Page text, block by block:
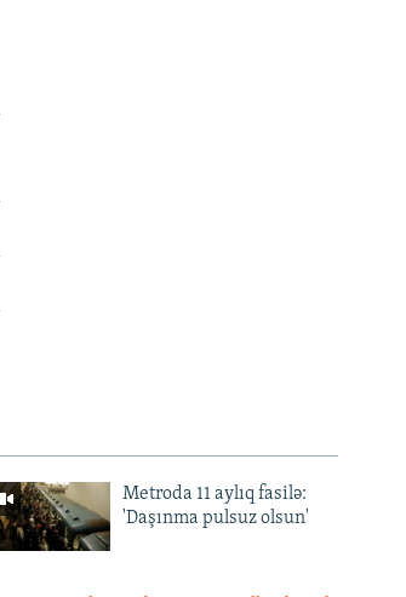
Metroda 11 aylıq fasilə:
'Daşınma pulsuz olsun'